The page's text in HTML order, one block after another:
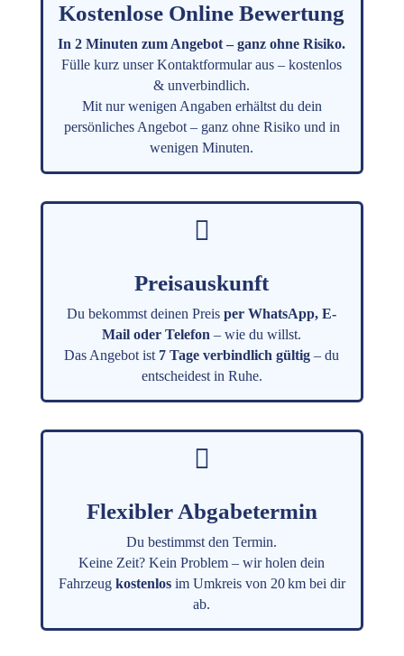
Kostenlose Online Bewertung
In 2 Minuten zum Angebot – ganz ohne Risiko.
Fülle kurz unser Kontaktformular aus – kostenlos
& unverbindlich.
Mit nur wenigen Angaben erhältst du dein
persönliches Angebot – ganz ohne Risiko und in
wenigen Minuten.

Preisauskunft
Du bekommst deinen Preis per WhatsApp, E-
Mail oder Telefon – wie du willst.
Das Angebot ist 7 Tage verbindlich gültig – du
entscheidest in Ruhe.

Flexibler Abgabetermin
Du bestimmst den Termin.
Keine Zeit? Kein Problem – wir holen dein
Fahrzeug kostenlos im Umkreis von 20 km bei dir
ab.